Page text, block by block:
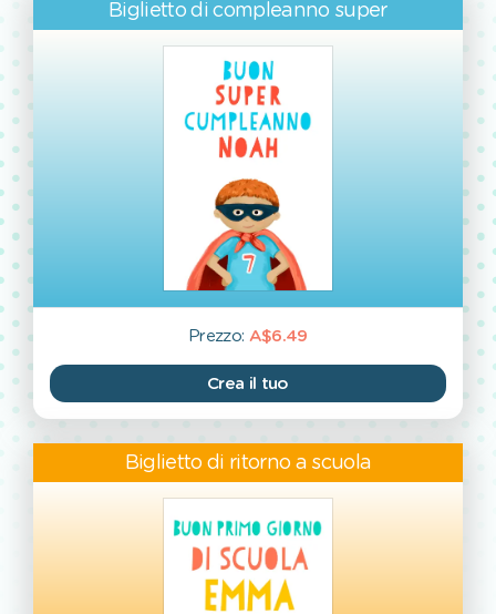
Biglietto di compleanno super
Prezzo: A$6.49
Crea il tuo
Biglietto di ritorno a scuola